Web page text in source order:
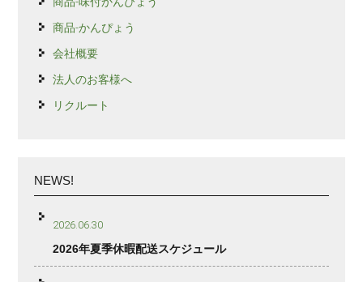
商品-かんぴょう
会社概要
法人のお客様へ
リクルート
NEWS!
2026.06.30
2026年夏季休暇配送スケジュール